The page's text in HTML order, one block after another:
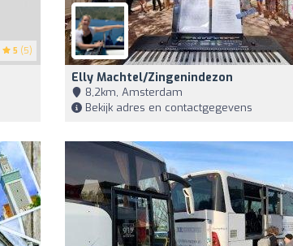
5 (5)
Elly Machtel/zingenindezon
8,2km, Amsterdam
Bekijk adres en contactgegevens